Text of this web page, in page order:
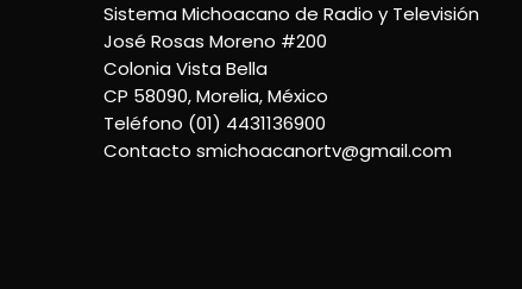
Sistema Michoacano de Radio y Televisión
José Rosas Moreno #200
Colonia Vista Bella
CP 58090, Morelia, México
Teléfono (01) 4431136900
Contacto smichoacanortv@gmail.com